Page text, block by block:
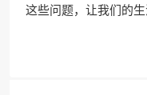
这些问题，让我们的生